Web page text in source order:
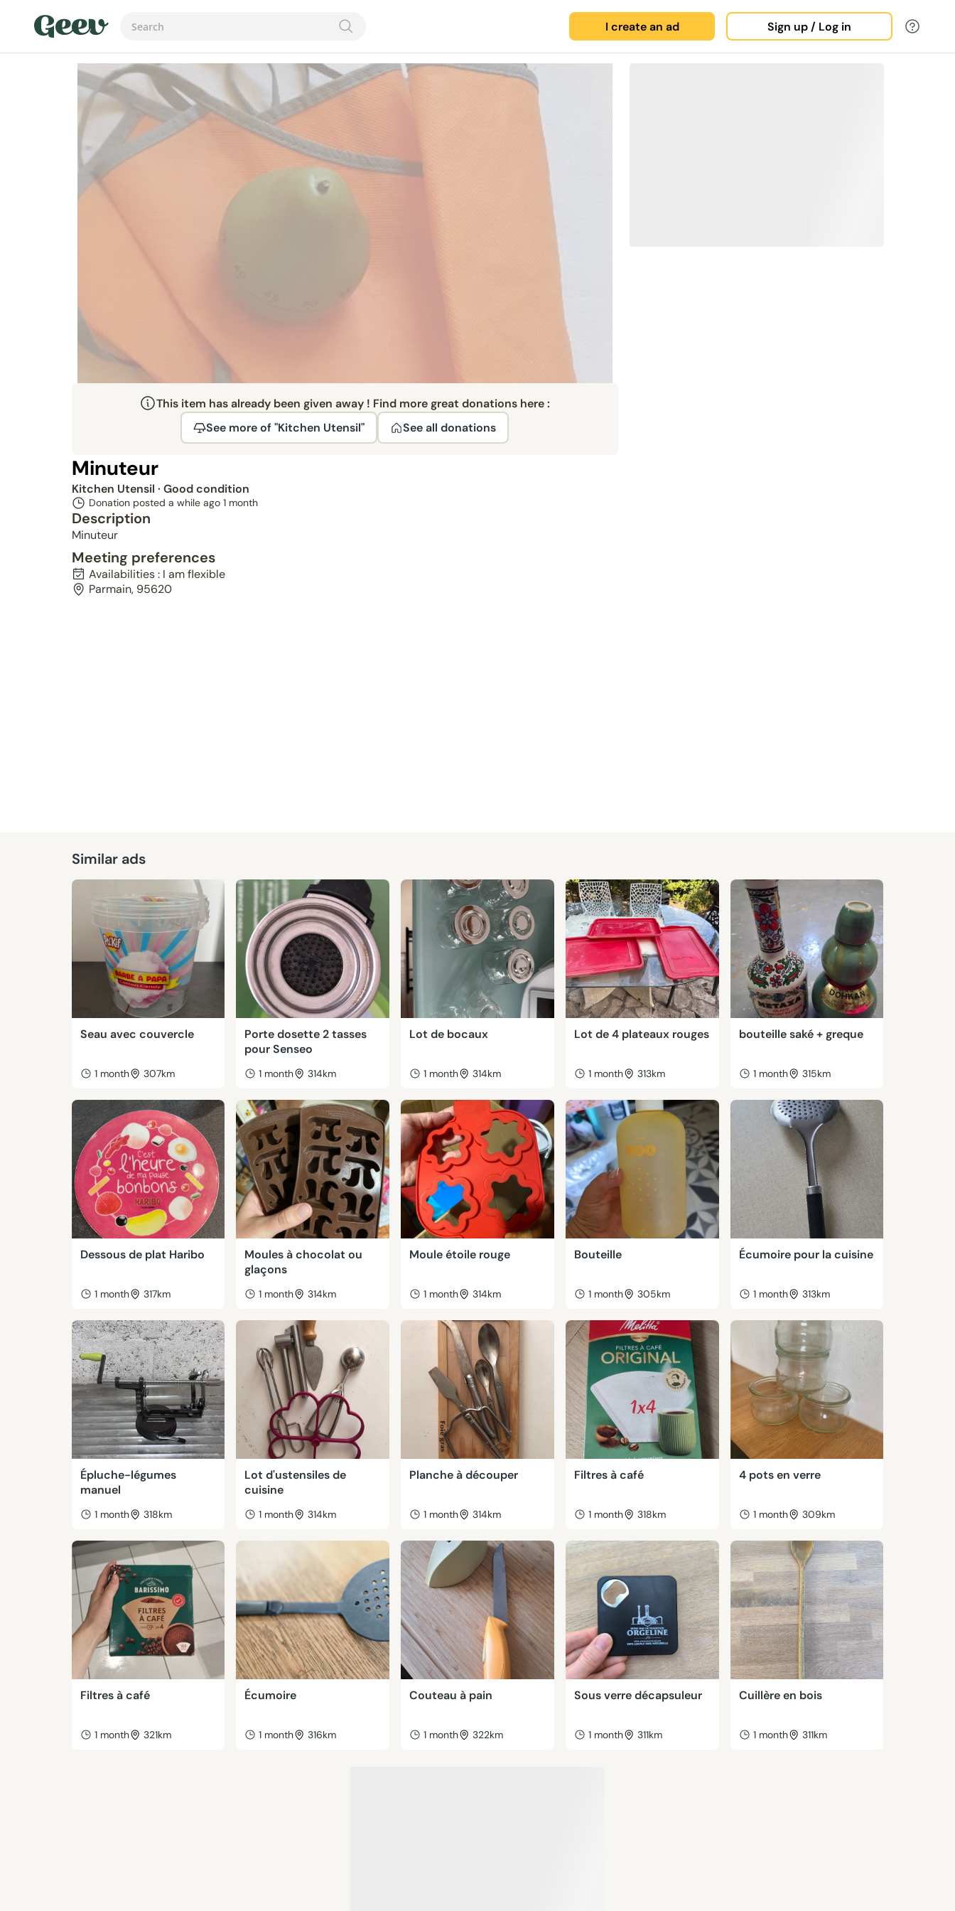
I create an ad Sign up / Log in
This item has already been given away ! Find more great donations here :
See more of "Kitchen Utensil"
See all donations
Minuteur
Kitchen Utensil · Good condition
Donation posted a while ago 1 month
Description
Minuteur
Meeting preferences
Availabilities : I am flexible
Parmain, 95620
Similar ads
Seau avec couvercle
1 month 307km
Porte dosette 2 tasses
pour Senseo
1 month 314km
Lot de bocaux
1 month 314km
Lot de 4 plateaux rouges
1 month 313km
bouteille saké + greque
1 month 315km
Dessous de plat Haribo
1 month 317km
Moules à chocolat ou
glaçons
1 month 314km
Moule étoile rouge
1 month 314km
Bouteille
1 month 305km
Écumoire pour la cuisine
1 month 313km
Épluche-légumes
manuel
1 month 318km
Lot d'ustensiles de
cuisine
1 month 314km
Planche à découper
1 month 314km
Filtres à café
1 month 318km
4 pots en verre
1 month 309km
Filtres à café
1 month 321km
Écumoire
1 month 316km
Couteau à pain
1 month 322km
Sous verre décapsuleur
1 month 311km
Cuillère en bois
1 month 311km